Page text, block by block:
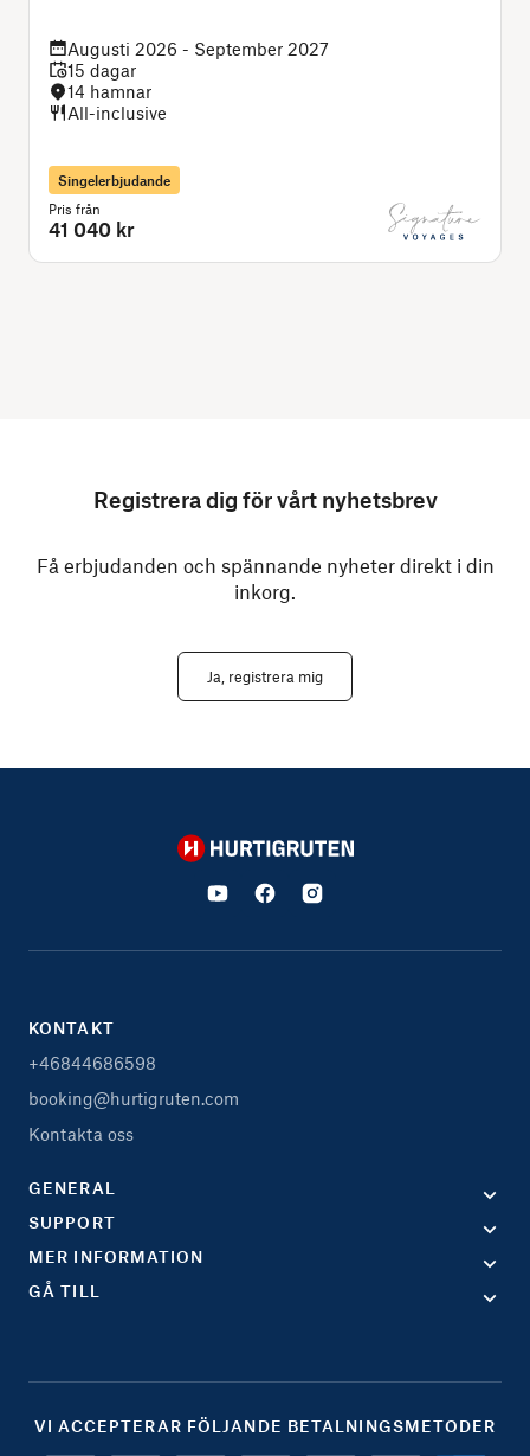
Augusti 2026 - September 2027
15 dagar
14 hamnar
All-inclusive
Singelerbjudande
Pris från
41 040 kr
Registrera dig för vårt nyhetsbrev
Få erbjudanden och spännande nyheter direkt i din
inkorg.
Ja, registrera mig
Hurtigruten
KONTAKT
+46844686598
booking@hurtigruten.com
Kontakta oss
GENERAL
SUPPORT
MER INFORMATION
GÅ TILL
VI ACCEPTERAR FÖLJANDE BETALNINGSMETODER